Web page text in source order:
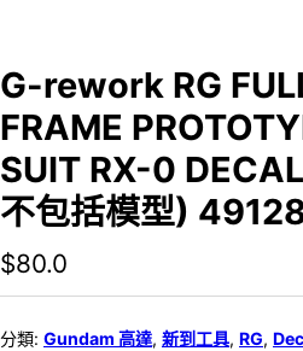
G-rework RG
FRAME
SUIT RX-0
不包括模型)
$80.0
分類: Gundam 高達, 新到工具, RG,